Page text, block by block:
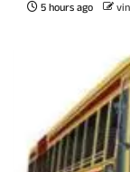
5 hours ago